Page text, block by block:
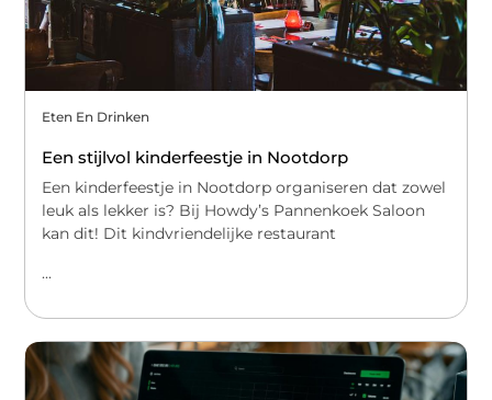
Eten En Drinken
Een stijlvol kinderfeestje in Nootdorp
Een kinderfeestje in Nootdorp organiseren dat zowel
leuk als lekker is? Bij Howdy’s Pannenkoek Saloon
kan dit! Dit kindvriendelijke restaurant
...